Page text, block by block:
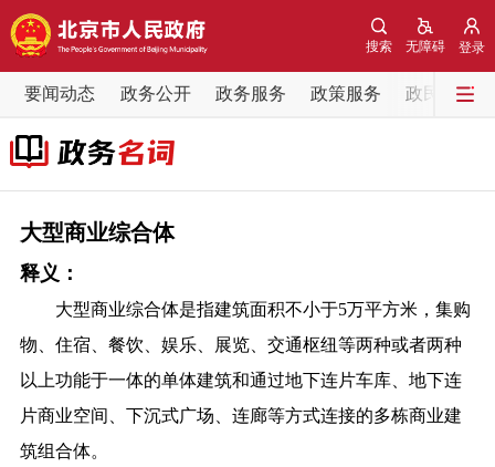
登录
无障碍
搜索
要闻动态 政务公开 政务服务 政策服务 政民互动
要闻动态
党中央精神
各区热点
政务公开
市领导 机构职能 政策服务
政策兑现
大型商业综合体
释义：
大型商业综合体是指建筑面积不小于5万平方米，集购
物、住宿、餐饮、娱乐、展览、交通枢纽等两种或者两种
以上功能于一体的单体建筑和通过地下连片车库、地下连
片商业空间、下沉式广场、连廊等方式连接的多栋商业建
筑组合体。